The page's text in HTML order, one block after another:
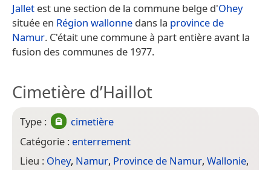
Jallet est une section de la commune belge d'Ohey
située en Région wallonne dans la province de
Namur. C'était une commune à part entière avant la
fusion des communes de 1977.
Cimetière d’Haillot
Type :
cimetière
Catégorie : enterrement
Lieu : Ohey, Namur, Province de Namur, Wallonie,